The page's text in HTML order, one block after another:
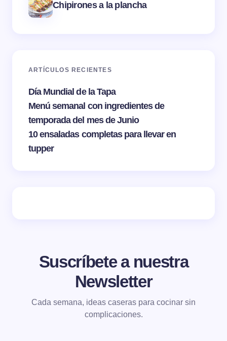
Chipirones a la plancha
ARTÍCULOS RECIENTES
Día Mundial de la Tapa
Menú semanal con ingredientes de
temporada del mes de Junio
10 ensaladas completas para llevar en
tupper
Suscríbete a nuestra
Newsletter
Cada semana, ideas caseras para cocinar sin
complicaciones.